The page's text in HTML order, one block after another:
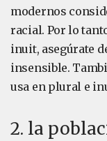
modernos
racial. Por lo
inuit, asegúrate
insensible.
usa en plural e
2. la